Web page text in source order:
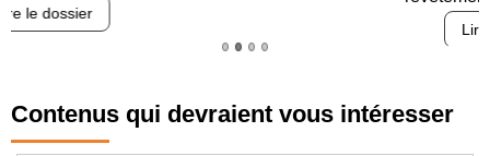
Contenus qui devraient vous intéresser